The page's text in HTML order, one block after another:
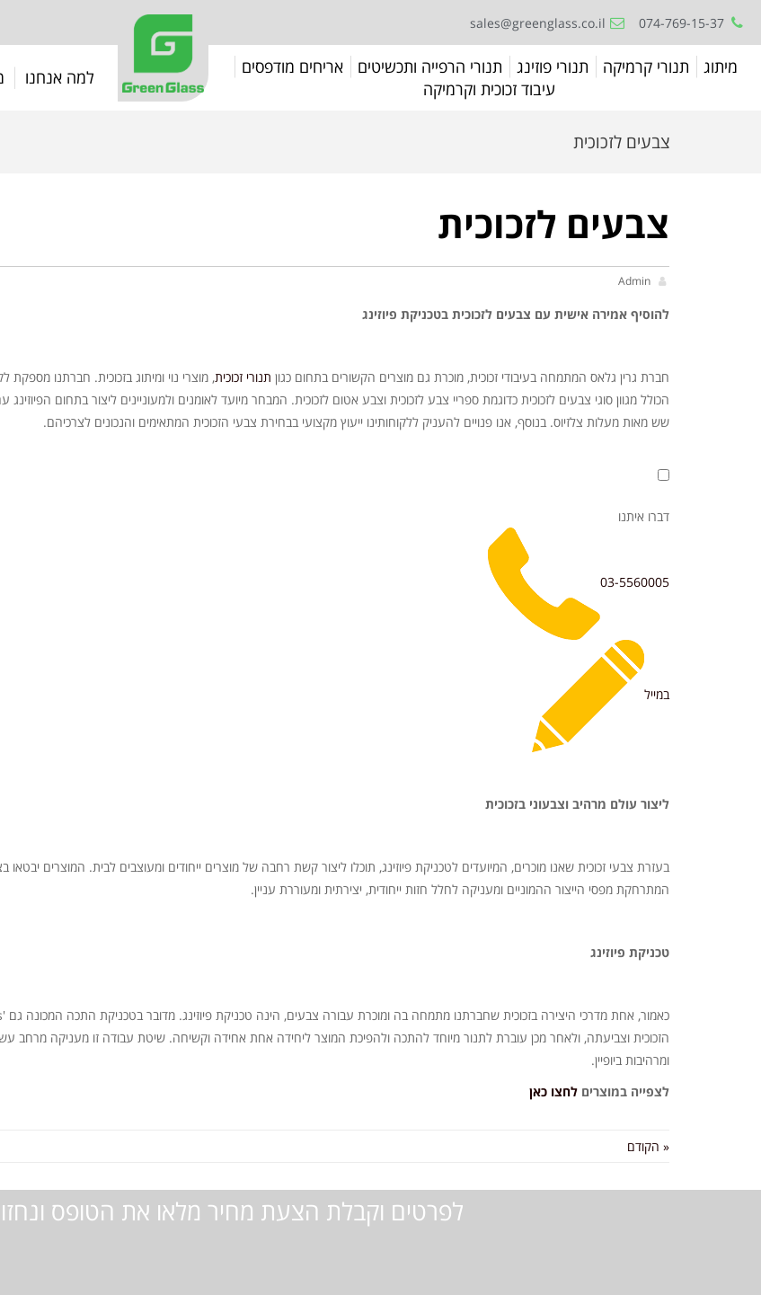
074-769-15-37
sales@greenglass.co.il
מיתוג תנורי קרמיקה תנורי פוזינג תנורי הרפייה ותכשיטים
אריחים מודפסים
עיבוד זכוכית וקרמיקה
למה אנחנו
צבעים לזכוכית
צבעים לזכוכית
Admin
להוסיף אמירה אישית עם צבעים לזכוכית בטכניקת פיוזינג
חברת גרין גלאס המתמחה בעיבודי זכוכית, מוכרת גם מוצרים הקשורים בתחום כגון תנורי זכוכית, מוצרי נוי ומיתוג בזכוכית. חברתנו
הכולל מגוון סוגי צבעים לזכוכית כדוגמת ספריי צבע לזכוכית וצבע אטום לזכוכית. המבחר מיועד לאומנים ולמעוניינים ליצור בתחום
שש מאות מעלות צלזיוס. בנוסף, אנו פנויים להעניק ללקוחותינו ייעוץ מקצועי בבחירת צבעי הזכוכית המתאימים והנכונים לצרכיהם.
דברו איתנו
03-5560005
במייל
ליצור עולם מרהיב וצבעוני בזכוכית
בעזרת צבעי זכוכית שאנו מוכרים, המיועדים לטכניקת פיוזינג, תוכלו ליצור קשת רחבה של מוצרים ייחודים ומעוצבים לבית. המוצרים
המתרחקת מפסי הייצור ההמוניים ומעניקה לחלל חזות ייחודית, יצירתית ומעוררת עניין.
טכניקת פיוזינג
הזכוכית וצביעתה, ולאחר מכן עוברת לתנור מיוחד להתכה ולהפיכת המוצר ליחידה אחת אחידה וקשיחה. שיטת עבודה זו מעניקה מרחב עשיר
ומרהיבות ביופיין.
לצפייה במוצרים לחצו כאן
« הקודם
לפרטים וקבלת הצעת מחיר מלאו את הטופס